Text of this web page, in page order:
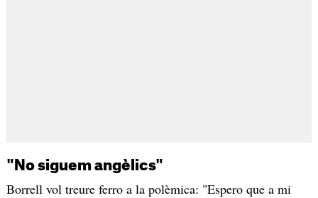
"No siguem angèlics"
Borrell vol treure ferro a la polèmica: "Espero que a mi